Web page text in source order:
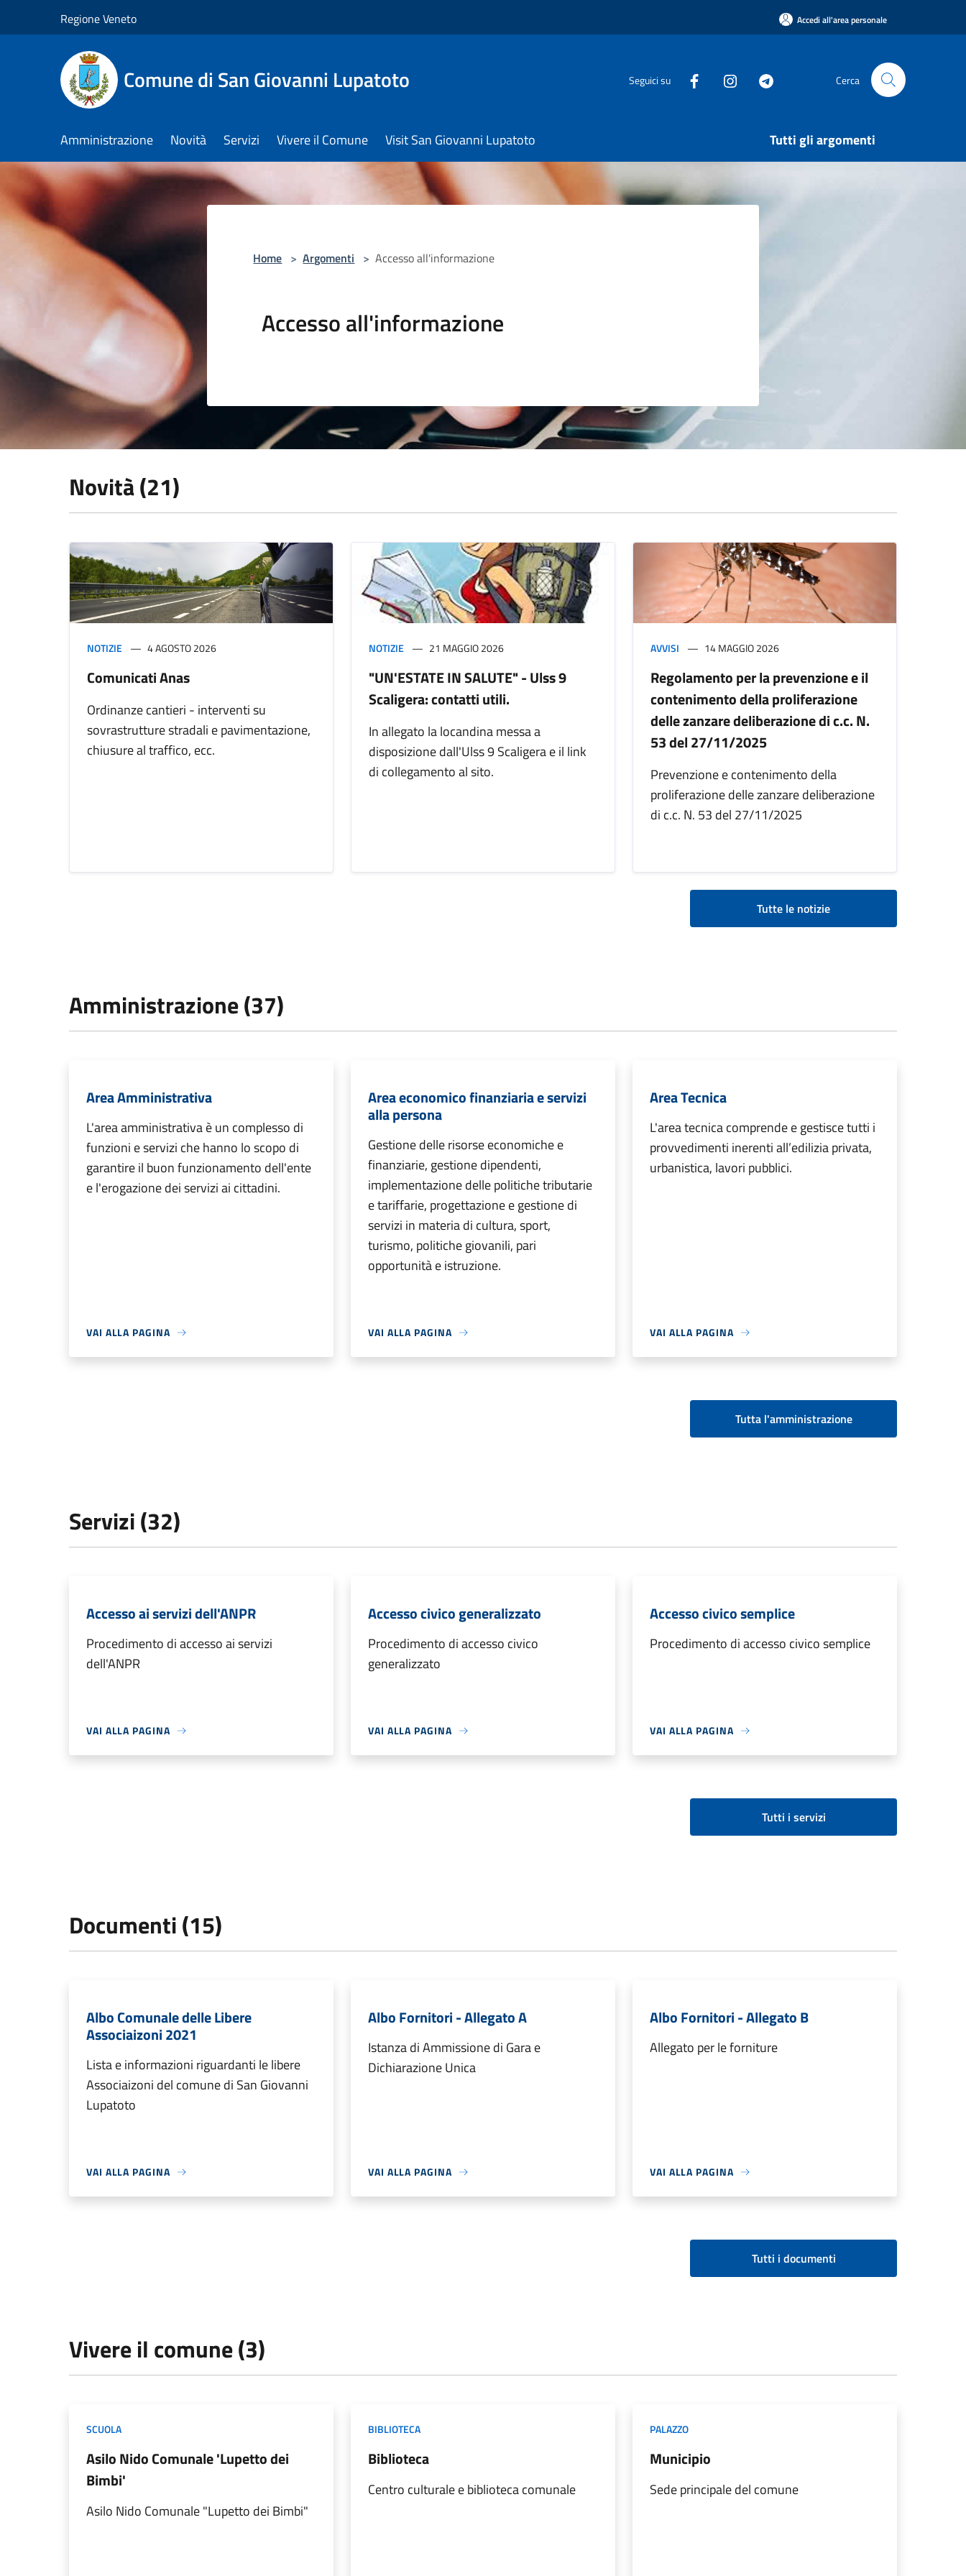
Regione Veneto Accedi all'area personale
Comune di San Giovanni Lupatoto Seguici su Cerca
Amministrazione Novità Servizi Vivere il Comune Visit San Giovanni Lupatoto Tutti gli argomenti
Home > Argomenti > Accesso all'informazione
Accesso all'informazione
Novità (21)
NOTIZIE 4 AGOSTO 2026
Comunicati Anas
Ordinanze cantieri - interventi su
sovrastrutture stradali e pavimentazione,
chiusure al traffico, ecc.
NOTIZIE 21 MAGGIO 2026
"UN'ESTATE IN SALUTE" - Ulss 9
Scaligera: contatti utili.
In allegato la locandina messa a
disposizione dall'Ulss 9 Scaligera e il link
di collegamento al sito.
AVVISI 14 MAGGIO 2026
Regolamento per la prevenzione e il
contenimento della proliferazione
delle zanzare deliberazione di c.c. N.
53 del 27/11/2025
Prevenzione e contenimento della
proliferazione delle zanzare deliberazione
di c.c. N. 53 del 27/11/2025
Tutte le notizie
Amministrazione (37)
Area Amministrativa
L'area amministrativa è un complesso di
funzioni e servizi che hanno lo scopo di
garantire il buon funzionamento dell'ente
e l'erogazione dei servizi ai cittadini.
VAI ALLA PAGINA
Area economico finanziaria e servizi
alla persona
Gestione delle risorse economiche e
finanziarie, gestione dipendenti,
implementazione delle politiche tributarie
e tariffarie, progettazione e gestione di
servizi in materia di cultura, sport,
turismo, politiche giovanili, pari
opportunità e istruzione.
VAI ALLA PAGINA
Area Tecnica
L'area tecnica comprende e gestisce tutti i
provvedimenti inerenti all’edilizia privata,
urbanistica, lavori pubblici.
VAI ALLA PAGINA
Tutta l'amministrazione
Servizi (32)
Accesso ai servizi dell'ANPR
Procedimento di accesso ai servizi
dell'ANPR
VAI ALLA PAGINA
Accesso civico generalizzato
Procedimento di accesso civico
generalizzato
VAI ALLA PAGINA
Accesso civico semplice
Procedimento di accesso civico semplice
VAI ALLA PAGINA
Tutti i servizi
Documenti (15)
Albo Comunale delle Libere
Associaizoni 2021
Lista e informazioni riguardanti le libere
Associaizoni del comune di San Giovanni
Lupatoto
VAI ALLA PAGINA
Albo Fornitori - Allegato A
Istanza di Ammissione di Gara e
Dichiarazione Unica
VAI ALLA PAGINA
Albo Fornitori - Allegato B
Allegato per le forniture
VAI ALLA PAGINA
Tutti i documenti
Vivere il comune (3)
SCUOLA
Asilo Nido Comunale 'Lupetto dei
Bimbi'
Asilo Nido Comunale "Lupetto dei Bimbi"
BIBLIOTECA
Biblioteca
Centro culturale e biblioteca comunale
PALAZZO
Municipio
Sede principale del comune